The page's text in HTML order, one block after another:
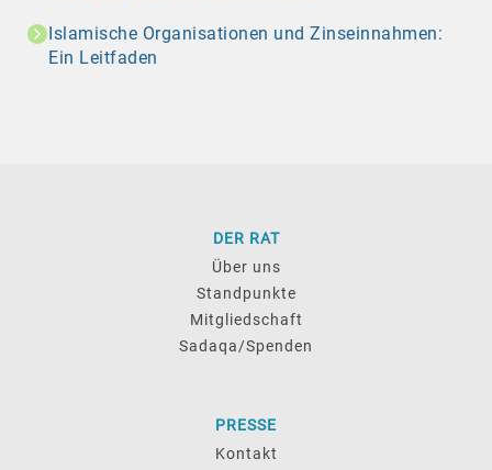
Islamische Organisationen und Zinseinnahmen:
Ein Leitfaden
DER RAT
Über uns
Standpunkte
Mitgliedschaft
Sadaqa/Spenden
PRESSE
Kontakt